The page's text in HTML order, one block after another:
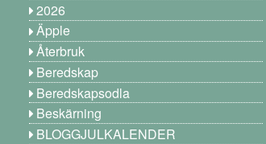
2026
Äpple
Återbruk
Beredskap
Beredskapsodla
Beskärning
BLOGGJULKALENDER